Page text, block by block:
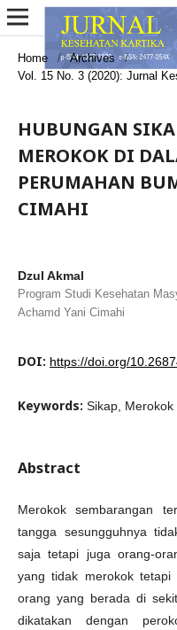
Home / Archives
/
Vol. 15 No. 3 (2020): Jurnal
HUBUNGAN
MEROKOK DI
PERUMAHAN
CIMAHI
Dzul Akmal
Program Studi Kesehatan
Achamd Yani Cimahi
DOI: https://doi.org/
Keywords: Sikap,
Abstract
Merokok sembarangan
tangga sesungguhnya
saja tetapi juga orang-
yang tidak merokok
orang yang berada di
dikatakan dengan